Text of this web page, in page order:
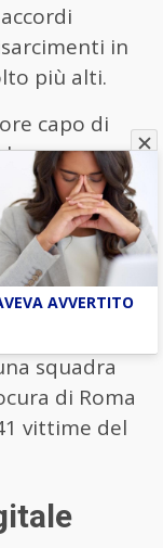
in
più alti.
capo di
in un
si è detto
squadra
di Roma
vittime del
AVVERTITO